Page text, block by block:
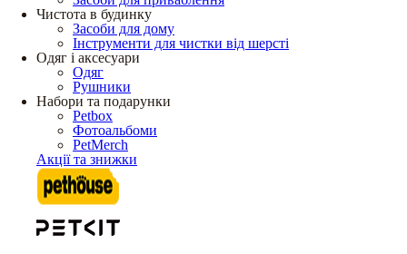
Чистота в будинку
Засоби для дому
Інструменти для чистки від шерсті
Одяг і аксесуари
Одяг
Рушники
Набори та подарунки
Petbox
Фотоальбоми
PetMerch
Акції та знижки